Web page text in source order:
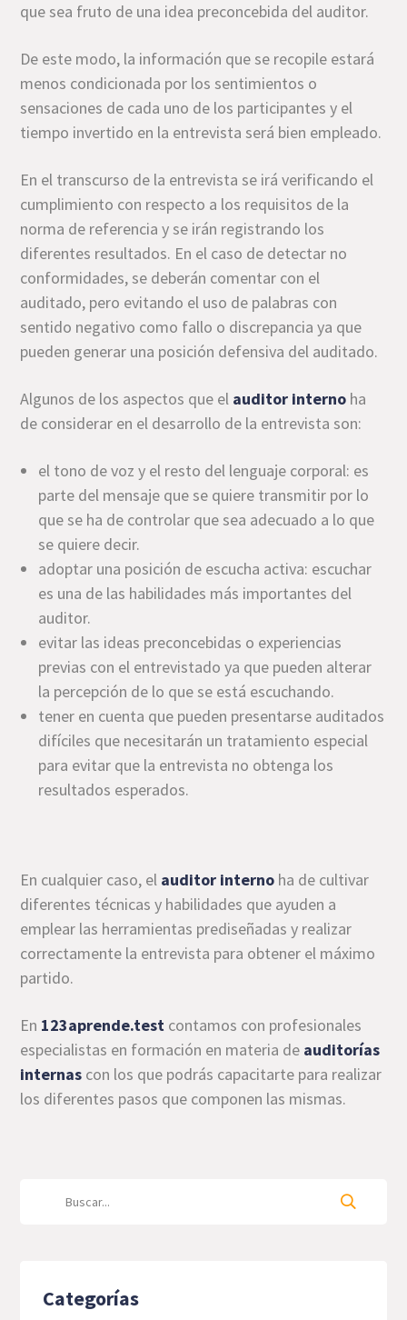
que sea fruto de una idea preconcebida del auditor.
De este modo, la información que se recopile estará
menos condicionada por los sentimientos o
sensaciones de cada uno de los participantes y el
tiempo invertido en la entrevista será bien empleado.
En el transcurso de la entrevista se irá verificando el
cumplimiento con respecto a los requisitos de la
norma de referencia y se irán registrando los
diferentes resultados. En el caso de detectar no
conformidades, se deberán comentar con el
auditado, pero evitando el uso de palabras con
sentido negativo como fallo o discrepancia ya que
pueden generar una posición defensiva del auditado.
Algunos de los aspectos que el auditor interno ha
de considerar en el desarrollo de la entrevista son:
el tono de voz y el resto del lenguaje corporal: es
parte del mensaje que se quiere transmitir por lo
que se ha de controlar que sea adecuado a lo que
se quiere decir.
adoptar una posición de escucha activa: escuchar
es una de las habilidades más importantes del
auditor.
evitar las ideas preconcebidas o experiencias
previas con el entrevistado ya que pueden alterar
la percepción de lo que se está escuchando.
tener en cuenta que pueden presentarse auditados
difíciles que necesitarán un tratamiento especial
para evitar que la entrevista no obtenga los
resultados esperados.
En cualquier caso, el auditor interno ha de cultivar
diferentes técnicas y habilidades que ayuden a
emplear las herramientas prediseñadas y realizar
correctamente la entrevista para obtener el máximo
partido.
En 123aprende.test contamos con profesionales
especialistas en formación en materia de auditorías
internas con los que podrás capacitarte para realizar
los diferentes pasos que componen las mismas.
Categorías